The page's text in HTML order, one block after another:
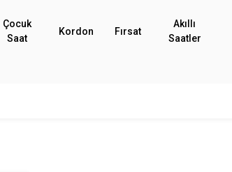
Çocuk
Saat
Kordon Fırsat
Akıllı
Saatler